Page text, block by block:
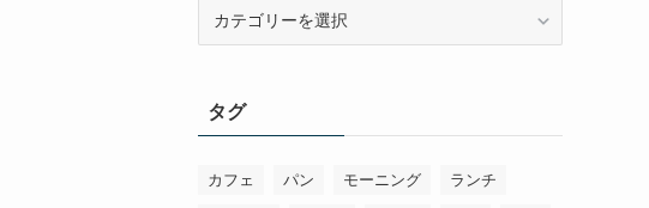
ータグ
カフェ パン モーニング ランチ